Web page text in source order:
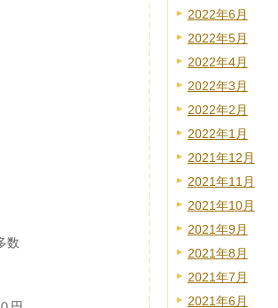
数
2022年6月
2022年5月
2022年4月
2022年3月
2022年2月
2022年1月
2021年12月
2021年11月
2021年10月
2021年9月
2021年8月
2021年7月
2021年6月